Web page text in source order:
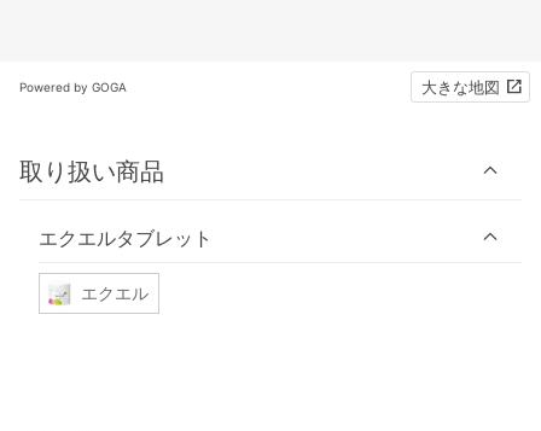
Powered by GOGA 大きな地図
取り扱い商品
エクエルタブレット
エクエル